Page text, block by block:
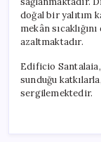
doğal bir yalıtım
mekân
azaltmaktadır.
Edificio
sunduğu
sergilemektedir.